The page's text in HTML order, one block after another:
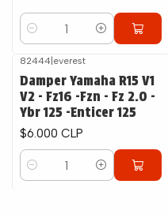
Cantidad
82444| everest
Damper Yamaha R15 V1
V2 - Fz16 -Fzn - Fz 2.0 -
Ybr 125 -Enticer 125
$6.000 CLP
Cantidad